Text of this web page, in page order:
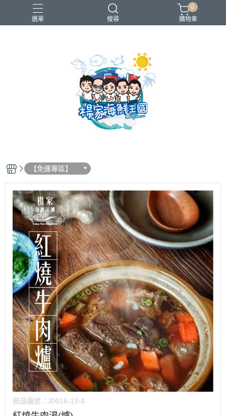
選單 搜尋
0
購物車
【免運專區】
商品編號： J0016-13-4